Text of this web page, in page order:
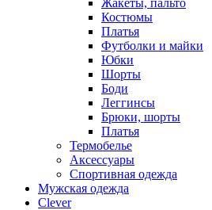
Жакеты, пальто
Костюмы
Платья
Футболки и майки
Юбки
Шорты
Боди
Леггинсы
Брюки, шорты
Платья
Термобелье
Аксессуары
Спортивная одежда
Мужская одежда
Clever